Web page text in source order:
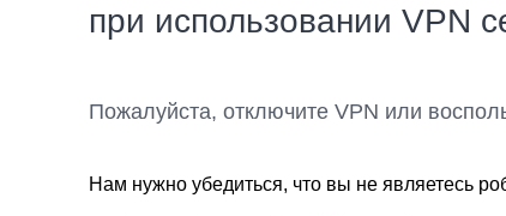
при использовании VPN
Пожалуйста, отключите VPN или
Нам нужно убедиться, что вы не являетесь